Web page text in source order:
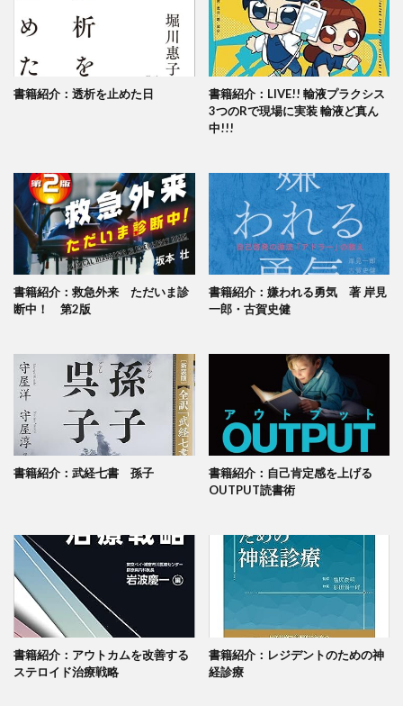
書籍紹介：透析を止めた日
書籍紹介：LIVE!! 輸液プラクシス
3つのRで現場に実装 輸液ど真ん
中!!!
書籍紹介：救急外来 ただいま診
断中！ 第2版
書籍紹介：嫌われる勇気 著 岸見
一郎・古賀史健
書籍紹介：武経七書 孫子
書籍紹介：自己肯定感を上げる
OUTPUT読書術
書籍紹介：アウトカムを改善する
ステロイド治療戦略
書籍紹介：レジデントのための神
経診療